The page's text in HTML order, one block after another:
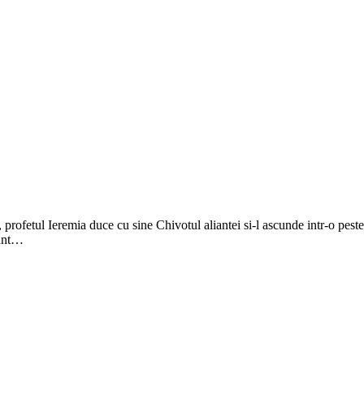
Ieremia duce cu sine Chivotul aliantei si-l ascunde intr-o